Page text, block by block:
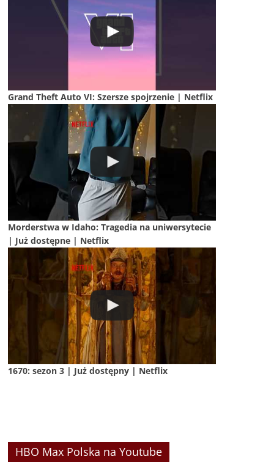
Grand Theft Auto VI: Szersze spojrzenie | Netflix
Morderstwa w Idaho: Tragedia na uniwersytecie
| Już dostępne | Netflix
1670: sezon 3 | Już dostępny | Netflix
HBO Max Polska na Youtube